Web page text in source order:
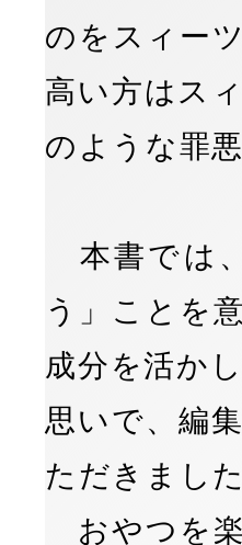
のをスィー
高い方はス
のような罪
本書では
う」ことを
成分を活か
思いで、編
ただきました
おやつを